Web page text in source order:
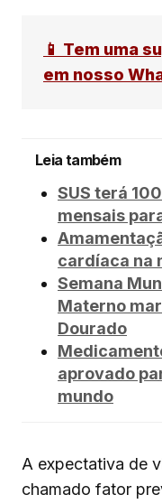
📱 Tem uma
em nosso
Leia também
SUS terá
mensais
cardíaca na
Semana
Materno
Dourado
aprovado
mundo
A expectativa de
chamado fator